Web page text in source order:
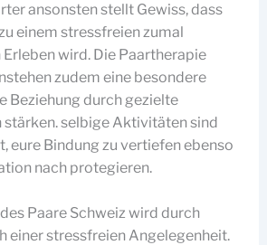
ansonsten stellt Gewiss, dass
einem stressfreien zumal
wird. Die Paartherapie
zudem eine besondere
Beziehung durch gezielte
selbige Aktivitäten sind
eure Bindung zu vertiefen ebenso
nach protegieren.
Paare Schweiz wird durch
einer stressfreien Angelegenheit.